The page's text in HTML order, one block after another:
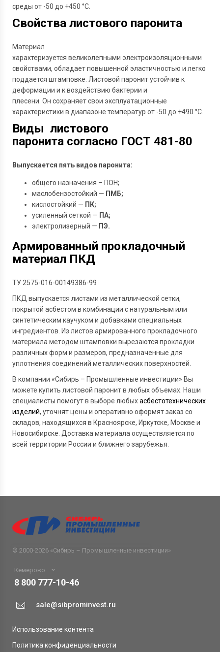
среды от -50 до +450 °С.
Свойства листового паронита
Материал
характеризуется великолепными электроизоляционными
свойствами, обладает повышенной эластичностью и легко
поддается штамповке. Листовой паронит устойчив к
деформации и к воздействию бактерии и
плесени. Он сохраняет свои эксплуатационные
характеристики в диапазоне температур от -50 до +490 °C.
Виды листового
паронита согласно ГОСТ 481-80
Выпускается пять видов паронита:
общего назначения – ПОН;
маслобензостойкий — ПМБ;
кислостойкий — ПК;
усиленный сеткой — ПА;
электролизерный — ПЭ.
Армированный прокладочный
материал ПКД
ТУ 2575-016-00149386-99
ПКД выпускается листами из металлической сетки,
покрытой асбестом в комбинации с натуральным или
синтетическим каучуком и добавками специальных
ингредиентов. Из листов армированного прокладочного
материала методом штамповки вырезаются прокладки
различных форм и размеров, предназначенные для
уплотнения соединений металлических поверхностей.
В компании «Сибирь – Промышленные инвестиции» Вы
можете купить листовой паронит в любых объемах. Наши
специалисты помогут в выборе любыхасбестотехнических
изделий, уточнят цены и оперативно оформят заказ со
складов, находящихся в Красноярске, Иркутске, Москве и
Новосибирске. Доставка материала осуществляется по
всей территории России и ближнего зарубежья.
© 2000-2026 «Сибирь – Промышленные инвестиции»
Кемерово
8 800 777-10-46
sale@sibprominvest.ru
Использование контента
Политика конфиденциальности